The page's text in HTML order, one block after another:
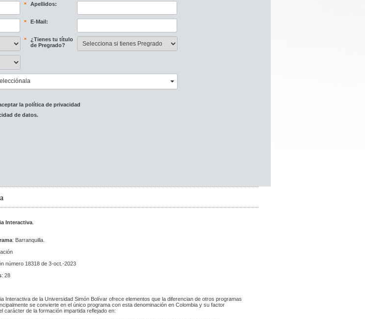
Apellidos:
E-Mail:
¿Tienes tu título
de Pregrado?
la política de privacidad
de datos.
Interactiva
: Barranquilla.
número 18318 de 3-oct.-2023
: 28
Interactiva de la Universidad Simón Bolívar ofrece elementos que la diferencian de otros programas
se convierte en el único programa con esta denominación en Colombia y su factor
carácter de la formación impartida reflejado en: